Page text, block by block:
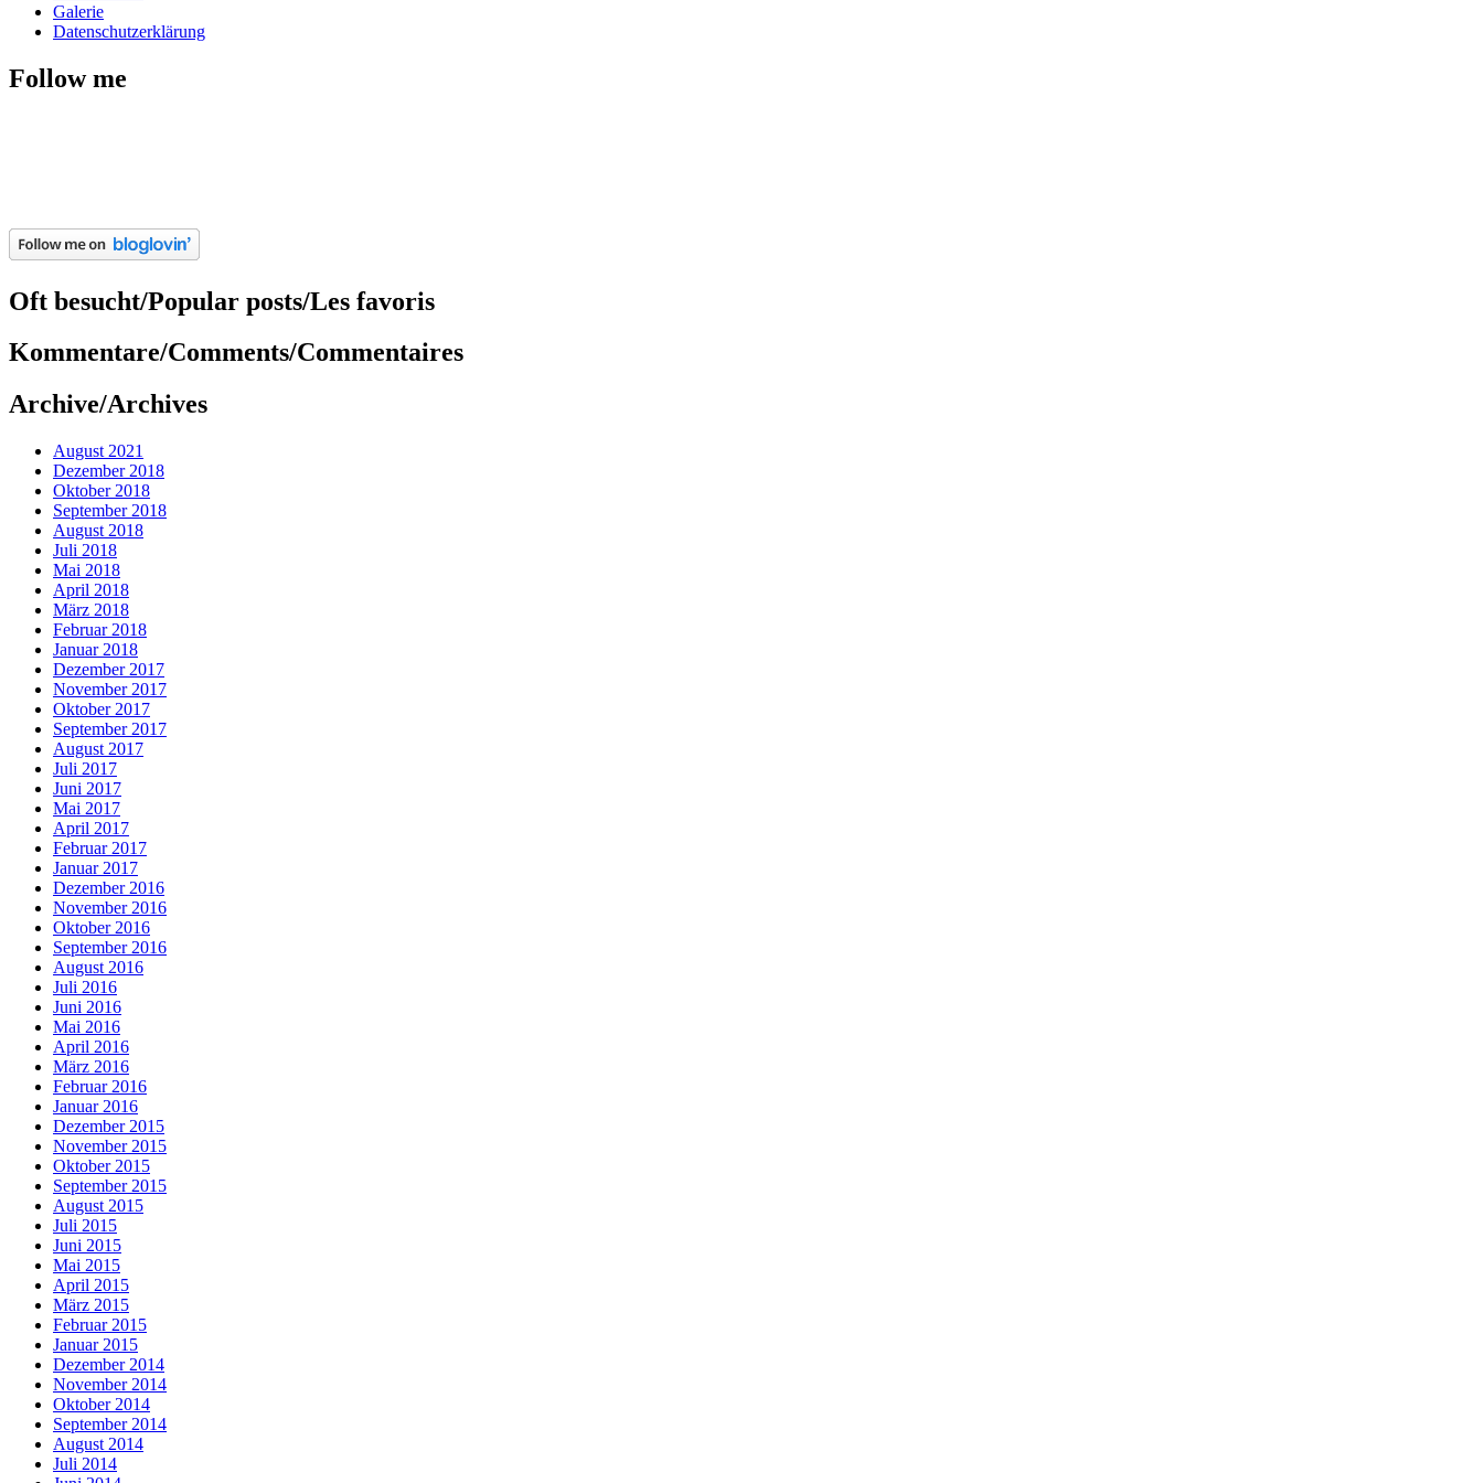
Galerie
Datenschutzerklärung
Follow me
Oft besucht/Popular posts/Les favoris
Kommentare/Comments/Commentaires
Archive/Archives
August 2021
Dezember 2018
Oktober 2018
September 2018
August 2018
Juli 2018
Mai 2018
April 2018
März 2018
Februar 2018
Januar 2018
Dezember 2017
November 2017
Oktober 2017
September 2017
August 2017
Juli 2017
Juni 2017
Mai 2017
April 2017
Februar 2017
Januar 2017
Dezember 2016
November 2016
Oktober 2016
September 2016
August 2016
Juli 2016
Juni 2016
Mai 2016
April 2016
März 2016
Februar 2016
Januar 2016
Dezember 2015
November 2015
Oktober 2015
September 2015
August 2015
Juli 2015
Juni 2015
Mai 2015
April 2015
März 2015
Februar 2015
Januar 2015
Dezember 2014
November 2014
Oktober 2014
September 2014
August 2014
Juli 2014